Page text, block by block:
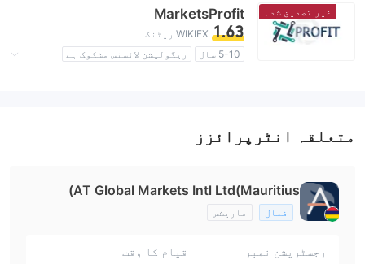
اعلیٰ سطح کے خطرات
غیر تصدیق شدہ MarketsProfit
1.63 WIKIFX ریٹنگ
5-10 سال
ریگولیشن لائسنس مشکوک ہے
متعلقہ انٹرپرائزز
AT Global Markets Intl Ltd(Mauritius)
فعال ماریشس
رجسٹریشن نمبر
قیام کا وقت